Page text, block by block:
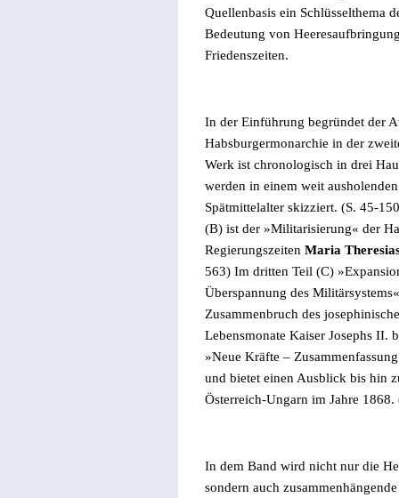
Quellenbasis ein Schlüsselthema
Bedeutung von
Friedenszeiten.
In der Einführung begründet der
Habsburgermonarchie in der
Werk ist chronologisch in drei
werden in einem weit
Spätmittelalter skizziert. (S. 45-
(B) ist der »Militarisierung« der
Regierungszeiten Maria
563) Im dritten Teil (C) »
Überspannung des Militärsystems«
Zusammenbruch des
Lebensmonate Kaiser Josephs II.
»Neue Kräfte –
und bietet einen Ausblick bis hin
Österreich-Ungarn im Jahre
In dem Band wird nicht nur die
sondern auch